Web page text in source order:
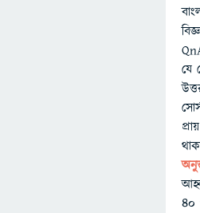
যে
৪০